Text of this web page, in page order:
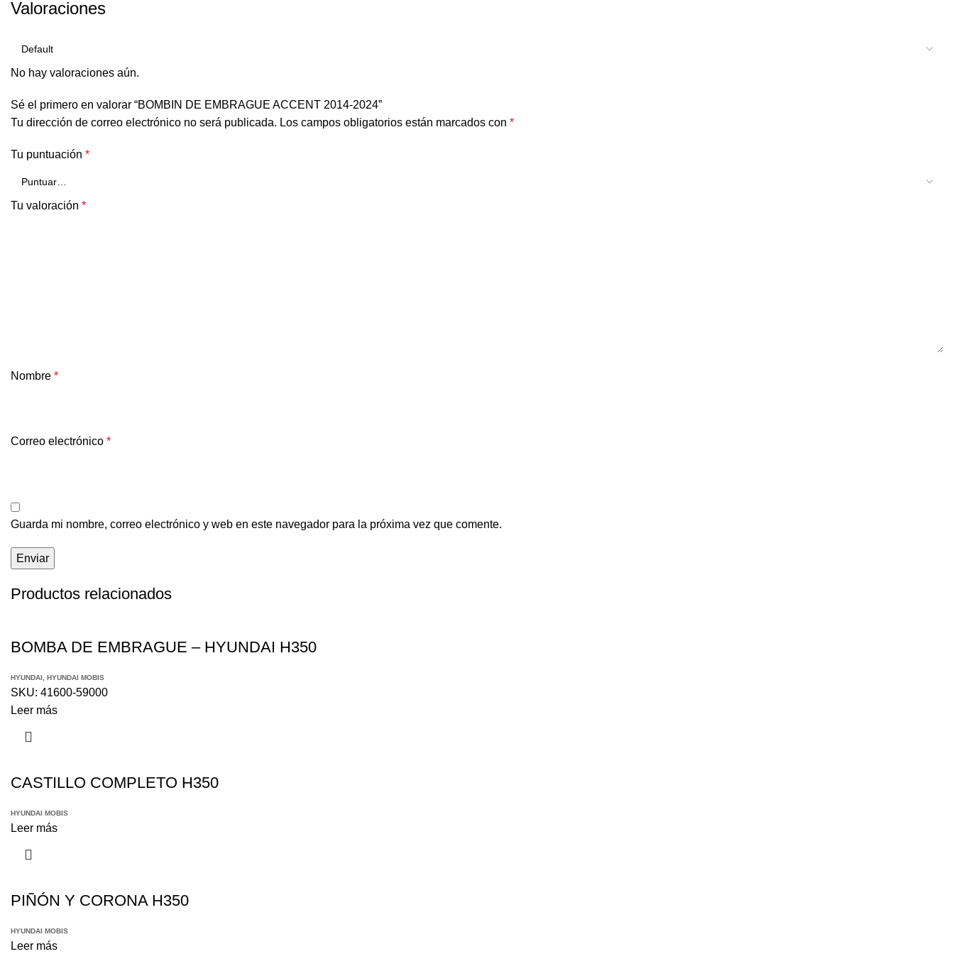
Valoraciones
No hay valoraciones aún.
Sé el primero en valorar “BOMBIN DE EMBRAGUE ACCENT 2014-2024”
Tu dirección de correo electrónico no será publicada. Los campos obligatorios están marcados con *
Tu puntuación *
Tu valoración *
Nombre *
Correo electrónico *
Guarda mi nombre, correo electrónico y web en este navegador para la próxima vez que comente.
Productos relacionados
BOMBA DE EMBRAGUE – HYUNDAI H350
HYUNDAI HYUNDAI MOBIS
SKU: 41600-59000
Leer más
CASTILLO COMPLETO H350
HYUNDAI MOBIS
Leer más
PIÑÓN Y CORONA H350
HYUNDAI MOBIS
Leer más